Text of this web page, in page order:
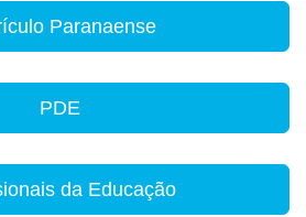
Paranaense
PDE
da Educação